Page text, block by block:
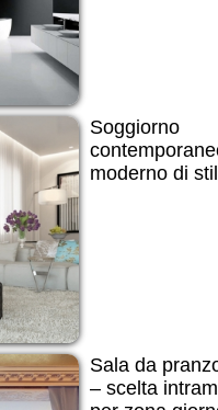
Soggiorno
moderno di
Sala da
– scelta